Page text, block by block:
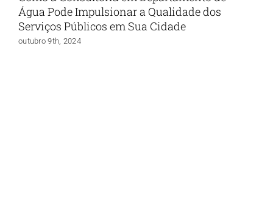
Água Pode Impulsionar a Qualidade dos
Serviços Públicos em Sua Cidade
outubro 9th, 2024